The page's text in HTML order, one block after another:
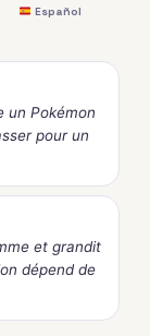
Español
un Pokémon
pour un
et grandit
dépend de